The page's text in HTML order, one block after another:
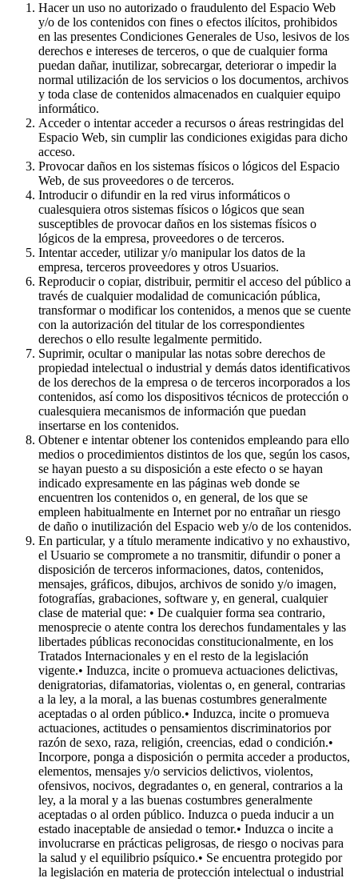
Hacer un uso no autorizado o fraudulento del Espacio Web
y/o de los contenidos con fines o efectos ilícitos, prohibidos
en las presentes Condiciones Generales de Uso, lesivos de los
derechos e intereses de terceros, o que de cualquier forma
puedan dañar, inutilizar, sobrecargar, deteriorar o impedir la
normal utilización de los servicios o los documentos, archivos
y toda clase de contenidos almacenados en cualquier equipo
informático.
Acceder o intentar acceder a recursos o áreas restringidas del
Espacio Web, sin cumplir las condiciones exigidas para dicho
acceso.
Provocar daños en los sistemas físicos o lógicos del Espacio
Web, de sus proveedores o de terceros.
Introducir o difundir en la red virus informáticos o
cualesquiera otros sistemas físicos o lógicos que sean
susceptibles de provocar daños en los sistemas físicos o
lógicos de la empresa, proveedores o de terceros.
Intentar acceder, utilizar y/o manipular los datos de la
empresa, terceros proveedores y otros Usuarios.
Reproducir o copiar, distribuir, permitir el acceso del público a
través de cualquier modalidad de comunicación pública,
transformar o modificar los contenidos, a menos que se cuente
con la autorización del titular de los correspondientes
derechos o ello resulte legalmente permitido.
Suprimir, ocultar o manipular las notas sobre derechos de
propiedad intelectual o industrial y demás datos identificativos
de los derechos de la empresa o de terceros incorporados a los
contenidos, así como los dispositivos técnicos de protección o
cualesquiera mecanismos de información que puedan
insertarse en los contenidos.
Obtener e intentar obtener los contenidos empleando para ello
medios o procedimientos distintos de los que, según los casos,
se hayan puesto a su disposición a este efecto o se hayan
indicado expresamente en las páginas web donde se
encuentren los contenidos o, en general, de los que se
empleen habitualmente en Internet por no entrañar un riesgo
de daño o inutilización del Espacio web y/o de los contenidos.
En particular, y a título meramente indicativo y no exhaustivo,
el Usuario se compromete a no transmitir, difundir o poner a
disposición de terceros informaciones, datos, contenidos,
mensajes, gráficos, dibujos, archivos de sonido y/o imagen,
fotografías, grabaciones, software y, en general, cualquier
clase de material que: • De cualquier forma sea contrario,
menosprecie o atente contra los derechos fundamentales y las
libertades públicas reconocidas constitucionalmente, en los
Tratados Internacionales y en el resto de la legislación
vigente.• Induzca, incite o promueva actuaciones delictivas,
denigratorias, difamatorias, violentas o, en general, contrarias
a la ley, a la moral, a las buenas costumbres generalmente
aceptadas o al orden público.• Induzca, incite o promueva
actuaciones, actitudes o pensamientos discriminatorios por
razón de sexo, raza, religión, creencias, edad o condición.•
Incorpore, ponga a disposición o permita acceder a productos,
elementos, mensajes y/o servicios delictivos, violentos,
ofensivos, nocivos, degradantes o, en general, contrarios a la
ley, a la moral y a las buenas costumbres generalmente
aceptadas o al orden público. Induzca o pueda inducir a un
estado inaceptable de ansiedad o temor.• Induzca o incite a
involucrarse en prácticas peligrosas, de riesgo o nocivas para
la salud y el equilibrio psíquico.• Se encuentra protegido por
la legislación en materia de protección intelectual o industrial